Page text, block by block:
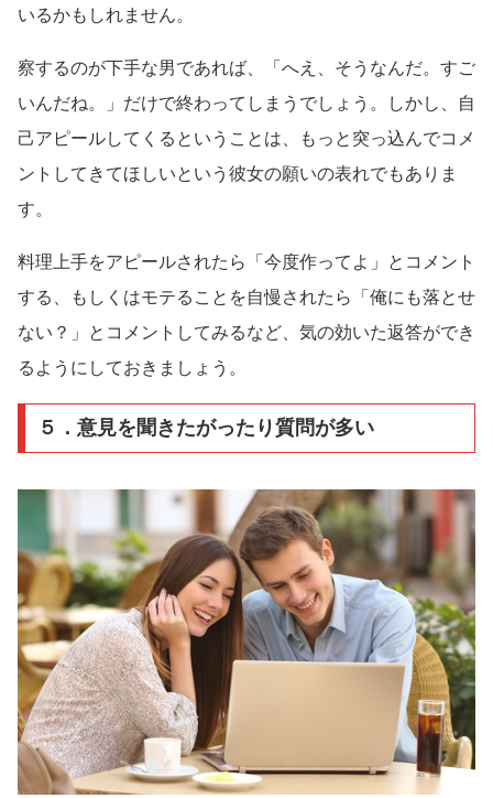
いるかもしれません。
察するのが下手な男であれば、「へえ、そうなんだ。すご
いんだね。」だけで終わってしまうでしょう。しかし、自
己アピールしてくるということは、もっと突っ込んでコメ
ントしてきてほしいという彼女の願いの表れでもありま
す。
料理上手をアピールされたら「今度作ってよ」とコメント
する、もしくはモテることを自慢されたら「俺にも落とせ
ない？」とコメントしてみるなど、気の効いた返答ができ
るようにしておきましょう。
５．意見を聞きたがったり質問が多い